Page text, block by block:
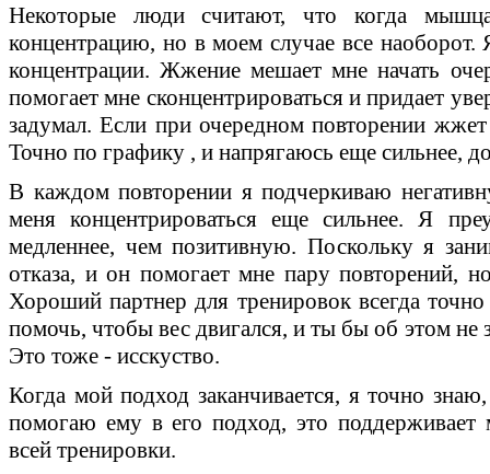
Некоторые люди считают, что когда
концентрацию, но в моем случае все наоборот.
концентрации. Жжение мешает мне начать
помогает мне сконцентрироваться и придает
задумал. Если при очередном повторении
Точно по графику , и напрягаюсь еще сильнее,
В каждом повторении я подчеркиваю
меня концентрироваться еще сильнее. Я
медленнее, чем позитивную. Поскольку я
отказа, и он помогает мне пару повторений,
Хороший партнер для тренировок всегда точно
помочь, чтобы вес двигался, и ты бы об этом не
Это тоже - исскуство.
Когда мой подход заканчивается, я точно
помогаю ему в его подход, это
всей тренировки.